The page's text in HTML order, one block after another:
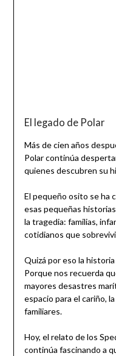
El legado de Polar
Más de cien años
Polar continúa
quienes descubren su
El pequeño osito se ha
esas pequeñas
la tragedia: familias,
cotidianos que
Quizá por eso la
Porque nos recuerda
mayores desastres
espacio para el cariño,
familiares.
Hoy, el relato de los
continúa fascinando a